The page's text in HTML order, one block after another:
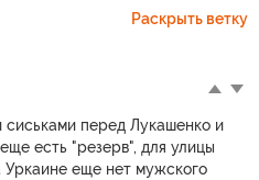
Раскрыть ветку
перед Лукашенко и
есть "резерв", для улицы
Уркаине еще нет мужского